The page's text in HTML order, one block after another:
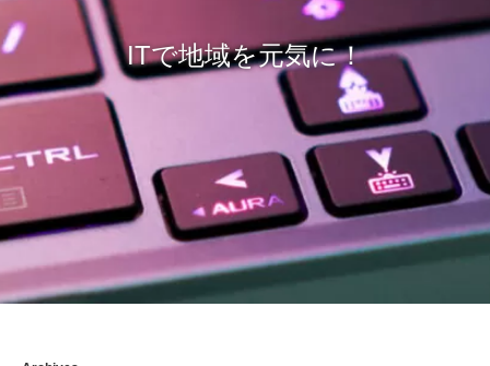
ITで地域を元気に！